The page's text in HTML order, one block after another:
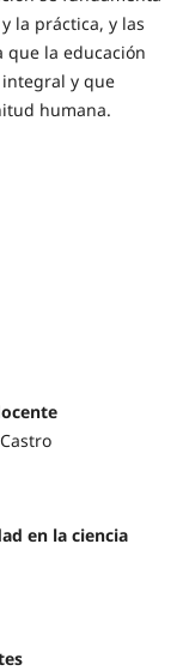
la práctica, y las
que la educación
y que
humana.
en la ciencia